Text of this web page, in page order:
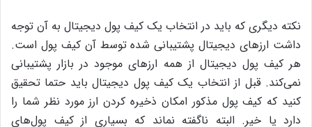
نکته‌ دیگری که باید در انتخاب یک کیف پول دیجیتال به آن توجه
داشت ارزهای دیجیتال پشتیبانی شده توسط آن کیف پول است.
هر کیف پول دیجیتال از همه‌ ارزهای موجود در بازار پشتیبانی
نمی‌کند. قبل از انتخاب یک کیف پول دیجیتال باید حتما تحقیق
کنید که کیف پول مذکور امکان ذخیره کردن ارز مورد نظر شما را
دارد یا خیر. البته ناگفته نماند که بسیاری از کیف پول‌های